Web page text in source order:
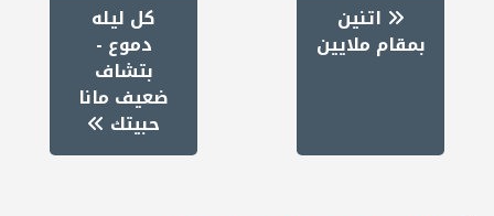
اتنين
بمقام ملايين
كل ليله
دموع -
بتشاف
ضعيف مانا
حبيتك